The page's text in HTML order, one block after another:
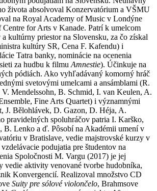
života absolvoval Konzervatórium a VŠMU
na Royal Academy of Music v Londýne
for Arts v Kanade. Patrí k umelcom
kultúrny priestor na Slovensku, za čo získal
kultúry SR, Cena F. Kafendu) i
Tatra banky, nominácie na ocenenia
za hudbu k filmu Amnestie). Účinkuje na
pódiách. Ako vyhľadávaný komorný hráč
svetovými umelcami a ansámblami (R.
Mendelssohn, B. Schmid, I. van Keulen, A.
Fine Arts Quartet) i významnými
J. Bělohlávek, D. Gazon, D. Héja, A.
pravidelných spoluhráčov patria I. Karško,
B. Lenko a ď. Pôsobí na Akadémii umení v
v Bratislave, vedie majstrovské kurzy v
podujatia pre študentov na
Spoločnosti M. Vargu (2017) je jej
vedie aktivity venované tvorbe hudobníka,
Konvergencií. Realizoval množstvo CD
Suity pre sólové violončelo, Brahmsove